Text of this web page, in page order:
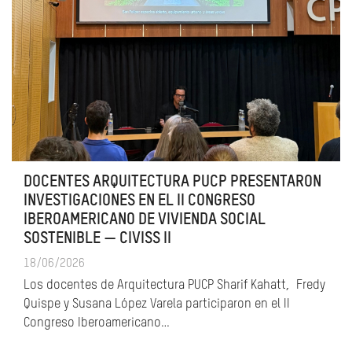
DOCENTES ARQUITECTURA PUCP PRESENTARON
INVESTIGACIONES EN EL II CONGRESO
IBEROAMERICANO DE VIVIENDA SOCIAL
SOSTENIBLE — CIVISS II
18/06/2026
Los docentes de Arquitectura PUCP Sharif Kahatt, Fredy
Quispe y Susana López Varela participaron en el II
Congreso Iberoamericano…